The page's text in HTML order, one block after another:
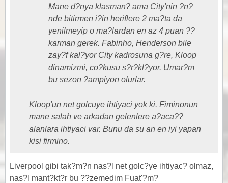
Mane d?nya klasman? ama City'nin ?n?
nde bitirmen i?in heriflere 2 ma?ta da
yenilmeyip o ma?lardan en az 4 puan ??
karman gerek. Fabinho, Henderson bile
zay?f kal?yor City kadrosuna g?re, Kloop
dinamizmi, co?kusu s?r?kl?yor. Umar?m
bu sezon ?ampiyon olurlar.
Kloop'un net golcuye ihtiyaci yok ki. Fiminonun
mane salah ve arkadan gelenlere a?aca??
alanlara ihtiyaci var. Bunu da su an en iyi yapan
kisi firmino.
Liverpool gibi tak?m?n nas?l net golc?ye ihtiyac? olmaz,
nas?l mant?kt?r bu ??zemedim Fuat'?m?